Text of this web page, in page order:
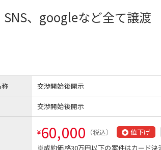
、googleなど全て譲渡
交渉開始後開示
交渉開始後開示
¥60,000 （税込） 値下げ
※成約価格30万円以下の案件はカード決